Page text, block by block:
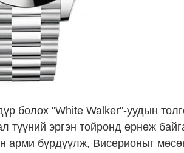
болох "White Walker"-уудын
түүний эргэн тойронд өрнөж
арми бүрдүүлж, Висерионыг